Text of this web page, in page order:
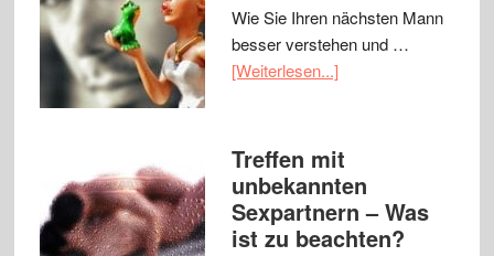
Wie Sie Ihren nächsten Mann
besser verstehen und …
[Weiterlesen...]
Treffen mit
unbekannten
Sexpartnern – Was
ist zu beachten?